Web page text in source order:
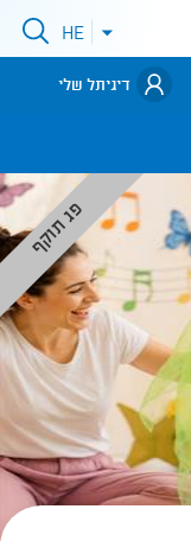
פתיחתHE
דיגיתל שלי
פג תוקף